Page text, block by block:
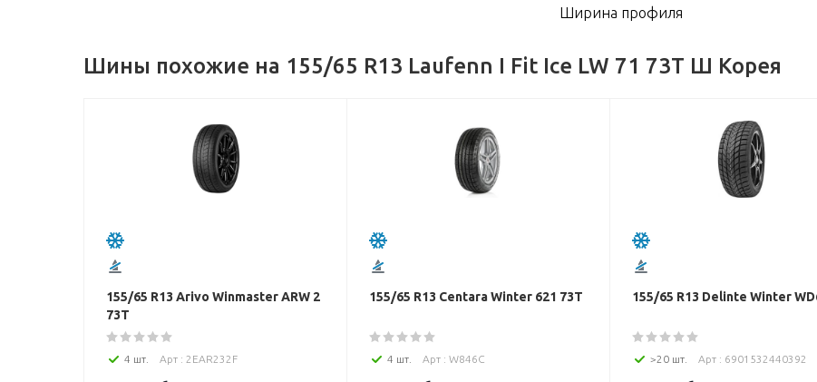
Ширина профиля
Шины похожие на 155/65 R13 Laufenn I Fit Ice LW 71 73T Ш Корея
155/65 R13 Arivo Winmaster ARW 2
73T
4 шт. Арт : 2EAR232F
155/65 R13 Centara Winter 621 73T
4 шт. Арт : W846C
155/65 R13 Delinte Winter
>20 шт. Арт : 6901532440392